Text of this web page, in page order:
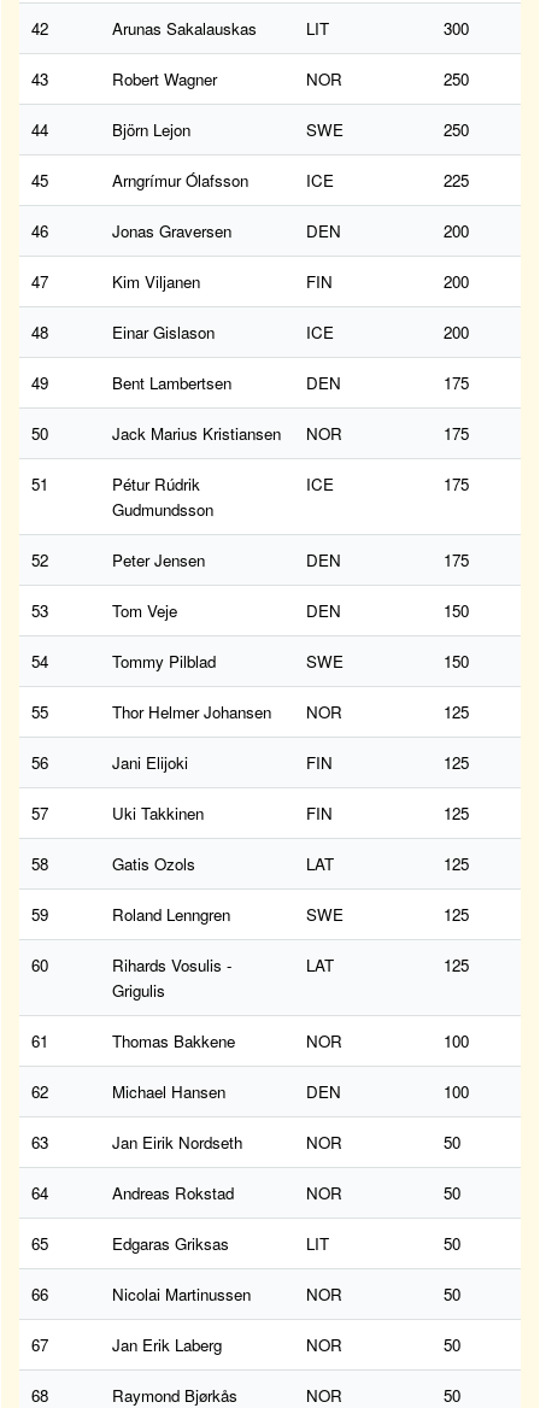
42 Arunas Sakalauskas LIT 300
43 Robert Wagner NOR 250
44 Björn Lejon SWE 250
45 Arngrímur Ólafsson ICE 225
46 Jonas Graversen DEN 200
47 Kim Viljanen FIN 200
48 Einar Gislason ICE 200
49 Bent Lambertsen DEN 175
50 Jack Marius Kristiansen NOR 175
51
Pétur Rúdrik
Gudmundsson
ICE 175
52 Peter Jensen DEN 175
53 Tom Veje DEN 150
54 Tommy Pilblad SWE 150
55 Thor Helmer Johansen NOR 125
56 Jani Elijoki FIN 125
57 Uki Takkinen FIN 125
58 Gatis Ozols LAT 125
59 Roland Lenngren SWE 125
60
Rihards Vosulis -
Grigulis
LAT 125
61 Thomas Bakkene NOR 100
62 Michael Hansen DEN 100
63 Jan Eirik Nordseth NOR 50
64 Andreas Rokstad NOR 50
65 Edgaras Griksas LIT 50
66 Nicolai Martinussen NOR 50
67 Jan Erik Laberg NOR 50
68 Raymond Bjørkås NOR 50